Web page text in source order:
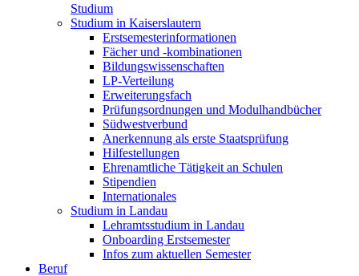
Studium
Studium in Kaiserslautern
Erstsemesterinformationen
Fächer und -kombinationen
Bildungswissenschaften
LP-Verteilung
Erweiterungsfach
Prüfungsordnungen und Modulhandbücher
Südwestverbund
Anerkennung als erste Staatsprüfung
Hilfestellungen
Ehrenamtliche Tätigkeit an Schulen
Stipendien
Internationales
Studium in Landau
Lehramtsstudium in Landau
Onboarding Erstsemester
Infos zum aktuellen Semester
Beruf